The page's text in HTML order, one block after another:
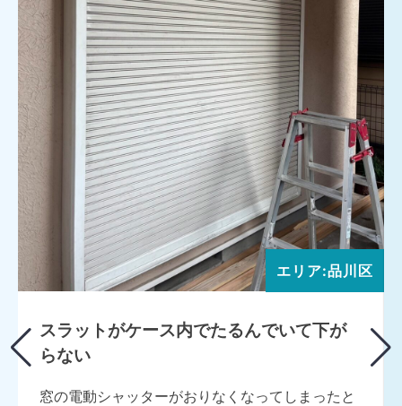
エリア:品川区
スラットがケース内でたるんでいて下が
らない
窓の電動シャッターがおりなくなってしまったと